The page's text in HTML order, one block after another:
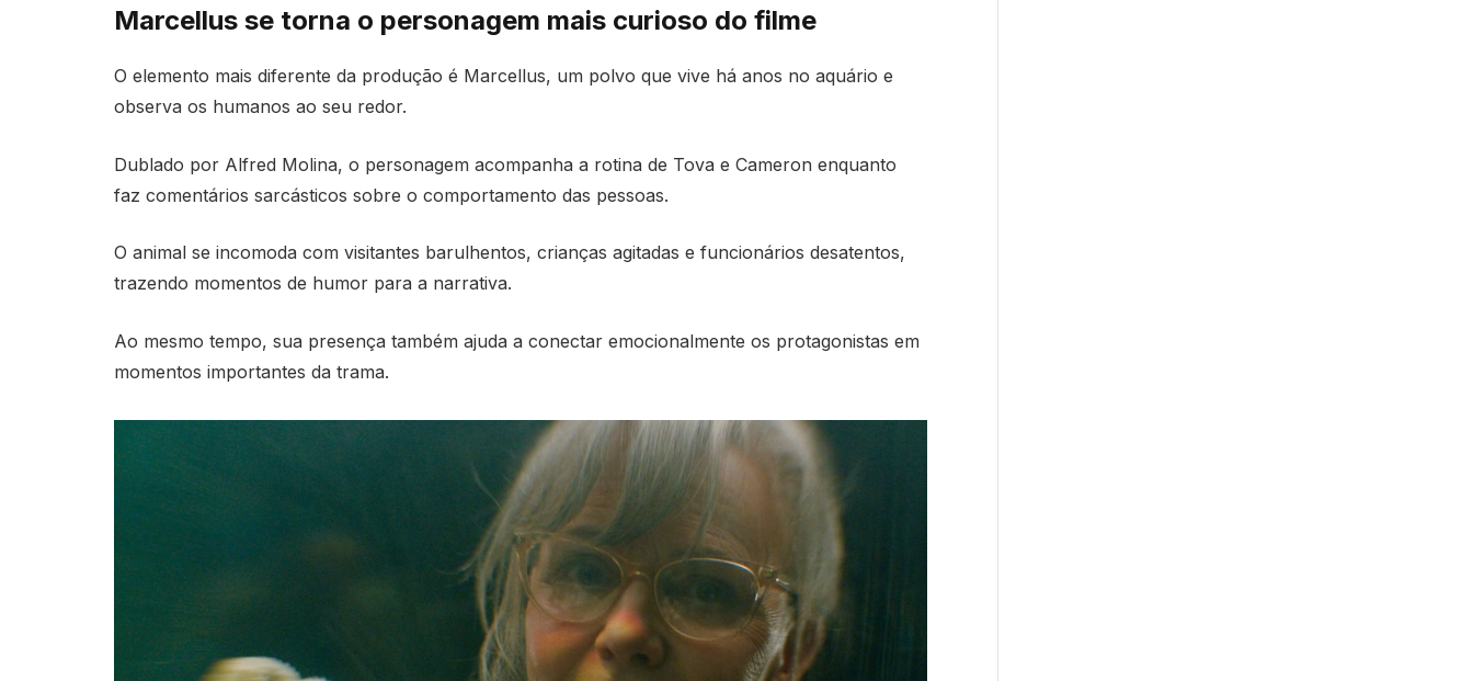
Marcellus se torna o personagem mais curioso do filme
O elemento mais diferente da produção é Marcellus, um polvo que vive há anos no aquário e
observa os humanos ao seu redor.
Dublado por Alfred Molina, o personagem acompanha a rotina de Tova e Cameron enquanto
faz comentários sarcásticos sobre o comportamento das pessoas.
O animal se incomoda com visitantes barulhentos, crianças agitadas e funcionários desatentos,
trazendo momentos de humor para a narrativa.
Ao mesmo tempo, sua presença também ajuda a conectar emocionalmente os protagonistas em
momentos importantes da trama.